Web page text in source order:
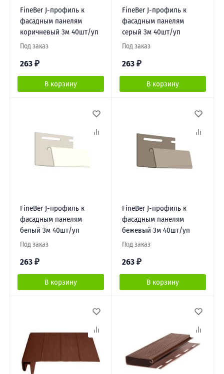
FineBer J-профиль к
фасадным панелям
коричневый 3м 40шт/уп
Под заказ
263 ₽
В корзину
FineBer J-профиль к
фасадным панелям
серый 3м 40шт/уп
Под заказ
263 ₽
В корзину
FineBer J-профиль к
фасадным панелям
белый 3м 40шт/уп
Под заказ
263 ₽
В корзину
FineBer J-профиль к
фасадным панелям
бежевый 3м 40шт/уп
Под заказ
263 ₽
В корзину